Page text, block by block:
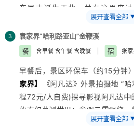
东同志诞生于此，并在这里度
（30分钟游览），
的伟大毛主席。后乘车赴张家界。
展开查看全部
3 袁家界“哈利路亚山”金鞭溪
餐
含早餐 含午餐 含晚餐 宿 张
早餐后，景区环保车（约15分钟
家界】
《阿凡达》外景拍摄地 “
程72元/人自费)探寻影视阿凡达中
的玄幻莫测世界；参观云雾飘绕
迷魂台、天下第一桥等空中绝景。
展开查看全部